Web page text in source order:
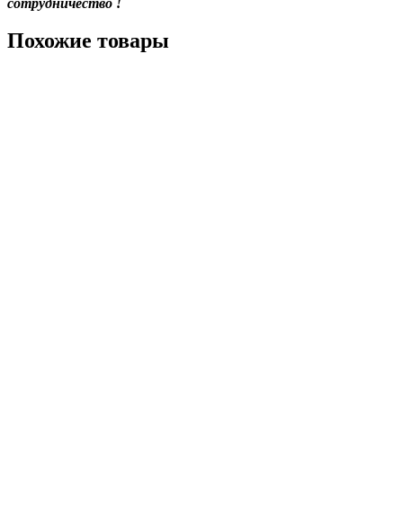
Похожие товары